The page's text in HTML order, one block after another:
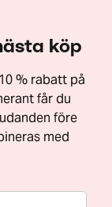
köp
% rabatt på
får du
före
med